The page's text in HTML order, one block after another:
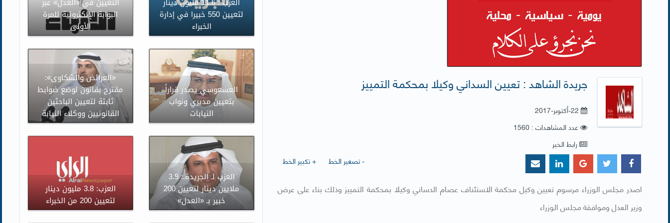
جريدة الشاهد : تعيين السداني وكيلا بمحكمة التمييز
22-أكتوبر-2017
عدد المشاهدات : 1560
رابط الخبر
+ تكبير الخط
- تصغير الخط
اصدر مجلس الوزراء مرسوم تعيين وكيل محكمة الاستئناف عصام الدساني وكيلا بمحكمة التمييز وذلك بناء على عرض
وزير العدل وموافقة مجلس الوزراء​
البوابة الإلكترونية للمرة
الأولى
لتعيين 550 خبيرا في إدارة
الخبراء
«العرائض والشكاوى»:
مقترح بقانون لوضع ضوابط
ثابتة لتعيين الباحثين
القانونيين ووكلاء النيابة
العسعوسي يصدر قراراً
بتعيين مديري ونواب
النيابات
العزب: 3.8 مليون دينار
لتعيين 200 من الخبراء
العزب لـ الجريدة.: 3.9
ملايين دينار لتعيين 200
خبير بـ «العدل»